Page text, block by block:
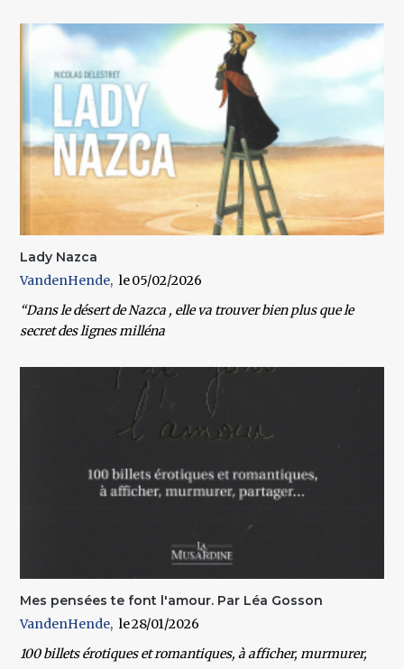
Lady Nazca
VandenHende
05/02/2026
“Dans le désert de Nazca , elle va trouver bien plus que le
secret des lignes milléna
Mes pensées te font l'amour. Par Léa Gosson
VandenHende
28/01/2026
100 billets érotiques et romantiques, à afficher, murmurer,